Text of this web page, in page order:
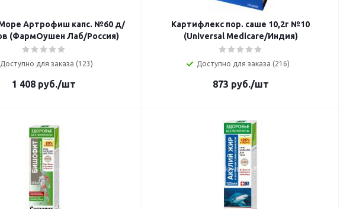
Артрофиш капс. №60 д/
(ФармОушен Лаб/Россия)
Доступно для заказа (123)
1 408 руб./шт
Картифлекс пор. саше 10,2г №10
(Universal Medicare/Индия)
Доступно для заказа (216)
873 руб./шт